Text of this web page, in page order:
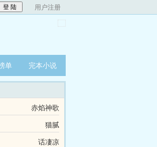
用户注册
单 完本小说
赤焰神歌
猫腻
话凄凉